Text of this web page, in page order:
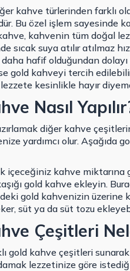
kahve türlerinden farklı
Bu özel işlem sayesinde
kahvenin tüm doğal
sıcak suya atılır atılmaz
hafif olduğundan
gold kahveyi tercih
kesinlikle hayır
Nasıl
diğer kahve
yardımcı olur. Aşağıda
içeceğiniz kahve miktarına
gold kahve ekleyin.
gold kahvenizin üzerine
süt ya da süt tozu
Çeşitleri
gold kahve çeşitleri
lezzetinize göre